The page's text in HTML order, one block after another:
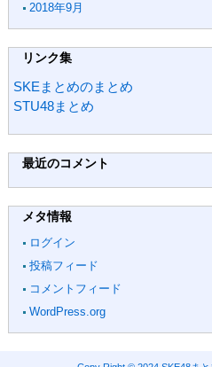
2018年9月
リンク集
SKEまとめのまとめ
STU48まとめ
最近のコメント
メタ情報
ログイン
投稿フィード
コメントフィード
WordPress.org